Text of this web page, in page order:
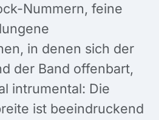
Nummern, feine
in denen sich der
der Band offenbart,
intrumental: Die
ist beeindruckend